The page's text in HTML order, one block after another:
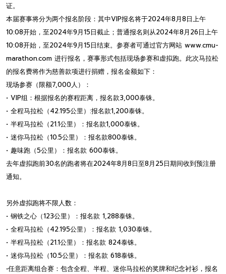
证。
本届赛事将分为两个报名阶段：其中VIP报名将于2024年8月8日上午
10:08开始，至2024年9月15日截止；普通报名则从2024年8月26日上午
10:08开始，至2024年9月15日结束。参赛者可通过官方网站 www.cmu-
marathon.com 进行报名，赛事形式包括现场参赛和虚拟跑。此次马拉松
的报名费将作为慈善款项进行捐赠，报名金额如下：
现场参赛（限额7,000人）：
• VIP组：根据报名的赛程距离，报名款3,000泰铢。
• 全程马拉松（42.195公里）:报名款1,200泰铢。
• 半程马拉松（21.1公里）：报名款1,000泰铢。
• 迷你马拉松（10.5公里）：报名款800泰铢。
• 趣味跑（5公里）：报名款 600泰铢。
去年虚拟跑前30名的跑者将在2024年8月8日至8月25日期间收到预注册
通知。
另外虚拟跑将不限人数：
• 钢铁之心（123公里）：报名款 1,288泰铢。
• 全程马拉松（42.195公里）：报名款 1,030泰铢。
• 半程马拉松（21.1公里）：报名款 824泰铢。
• 迷你马拉松（10.5公里）：报名款 618泰铢。
•任意距离组合赛：包含全程、半程、迷你马拉松的奖牌和纪念衬衫，报名